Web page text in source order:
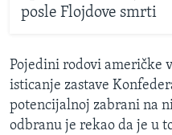
posle Flojdove smrti
Pojedini rodovi američke
isticanje zastave
potencijalnoj zabrani na
odbranu je rekao da je u